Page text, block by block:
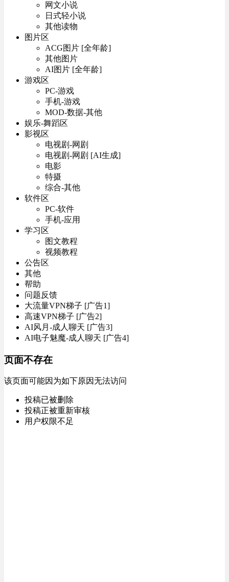
网文小说
日式轻小说
其他读物
图片区
ACG图片 [全年龄]
其他图片
AI图片 [全年龄]
游戏区
PC-游戏
手机-游戏
MOD-数据-其他
娱乐-舞蹈区
影视区
电视剧-网剧
电视剧-网剧 [AI生成]
电影
特摄
综合-其他
软件区
PC-软件
手机-应用
学习区
图文教程
视频教程
公告区
其他
帮助
问题反馈
大流量VPN梯子 [广告1]
高速VPN梯子 [广告2]
AI风月-成人聊天 [广告3]
AI电子魅魔-成人聊天 [广告4]
页面不存在
该页面可能因为如下原因无法访问
投稿已被删除
投稿正被重新审核
用户权限不足